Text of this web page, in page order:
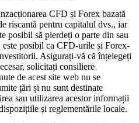
CFD și Forex bazată
riscantă pentru capitalul dvs., iar
posibil să pierdeți o parte din sau
posibil ca CFD-urile și Forex-
Asigurați-vă că înțelegeți
solicitați consiliere
de acest site web nu se
țări și nu sunt destinate
sau utilizarea acestor informații
și reglementările locale.